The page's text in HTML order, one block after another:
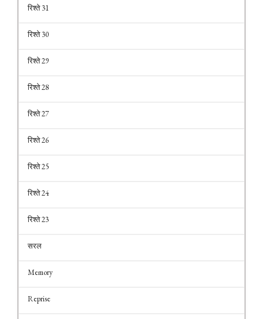
रिश्ते 31
रिश्ते 30
रिश्ते 29
रिश्ते 28
रिश्ते 27
रिश्ते 26
रिश्ते 25
रिश्ते 24
रिश्ते 23
सरल
Memory
Reprise